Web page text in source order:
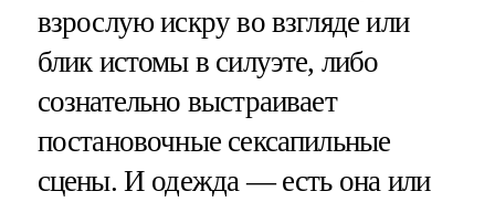
взрослую искру во взгляде или
блик истомы в силуэте, либо
сознательно выстраивает
постановочные сексапильные
сцены. И одежда — есть она или